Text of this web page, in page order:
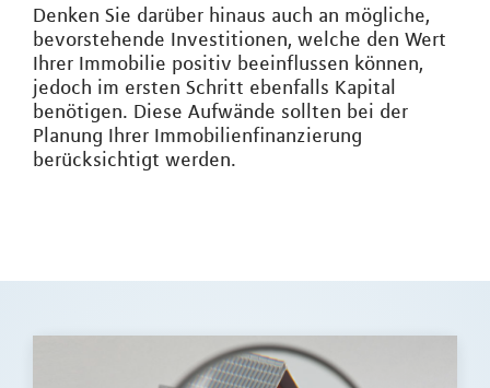
Denken Sie darüber hinaus auch an mögliche,
bevorstehende Investitionen, welche den Wert
Ihrer Immobilie positiv beeinflussen können,
jedoch im ersten Schritt ebenfalls Kapital
benötigen. Diese Aufwände sollten bei der
Planung Ihrer Immobilienfinanzierung
berücksichtigt werden.